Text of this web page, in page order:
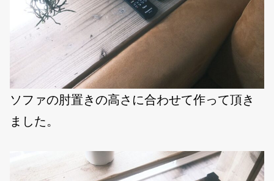
ソファの肘置きの高さに合わせて作って頂き
ました。